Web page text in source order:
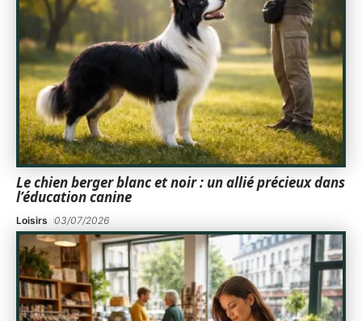
Le chien berger blanc et noir : un allié précieux dans
l’éducation canine
Loisirs 03/07/2026